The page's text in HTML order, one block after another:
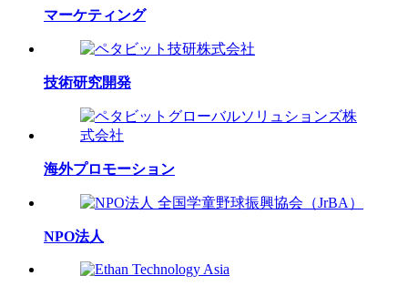
マーケティング
技術研究開発
海外プロモーション
NPO法人